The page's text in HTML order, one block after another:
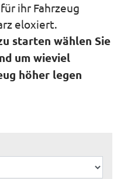
ihr Fahrzeug
eloxiert.
starten wählen Sie
um wieviel
höher legen